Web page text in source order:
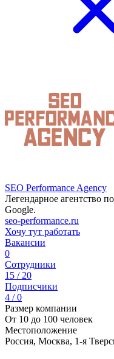
SEO Performance Agency
Легендарное агентство
Google.
seo-performance.ru
Хочу тут работать
Вакансии
0
Сотрудники
15 / 20
Подписчики
4 / 0
Размер компании
От 10 до 100 человек
Местоположение
Россия, Москва, 1-я